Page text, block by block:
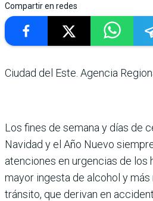
Compartir en redes
Ciudad del Este. Agencia
Los fines de semana y días de
Navidad y el Año Nuevo
atenciones en urgencias de los
mayor ingesta de alcohol y
tránsito, que derivan en